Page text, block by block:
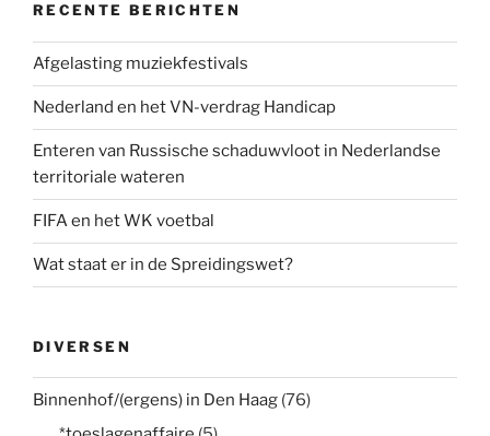
RECENTE BERICHTEN
Afgelasting muziekfestivals
Nederland en het VN-verdrag Handicap
Enteren van Russische schaduwvloot in Nederlandse
territoriale wateren
FIFA en het WK voetbal
Wat staat er in de Spreidingswet?
DIVERSEN
Binnenhof/(ergens) in Den Haag (76)